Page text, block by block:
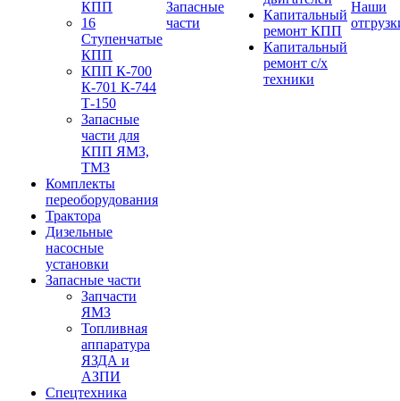
КПП
16
Ступенчатые
КПП
КПП К-700
К-701 К-744
Т-150
Запасные
части для
КПП ЯМЗ,
ТМЗ
Комплекты
переоборудования
Трактора
Дизельные
насосные
установки
Запасные части
Запчасти
ЯМЗ
Топливная
аппаратура
ЯЗДА и
АЗПИ
Спецтехника
Запасные
части
Капитальный
ремонт КПП
Капитальный
ремонт с/х
техники
Наши